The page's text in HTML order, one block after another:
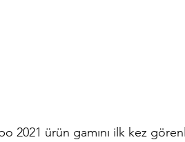
2021 ürün gamını ilk kez